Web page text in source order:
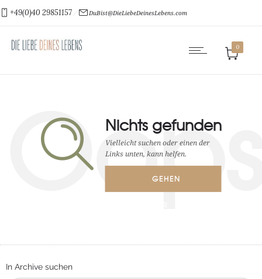
+49(0)40 29851157 DuBist@DieLiebeDeinesLebens.com
0
Nichts gefunden
Vielleicht suchen oder einen der
Links unten, kann helfen.
GEHEN
In Archive suchen